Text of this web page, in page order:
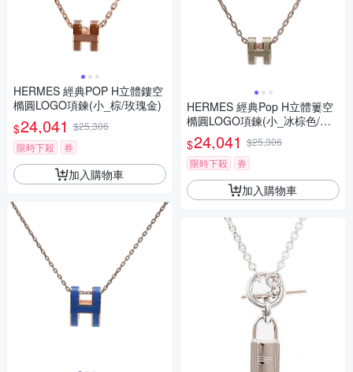
HERMES 經典POP H立體鏤空
橢圓LOGO項鍊(小_棕/玫瑰金)
$24,041 $25,306
限時下殺
券
加入購物車
HERMES 經典Pop H立體簍空
橢圓LOGO項鍊(小_冰棕色/玫
瑰金)
$24,041 $25,306
限時下殺
券
加入購物車